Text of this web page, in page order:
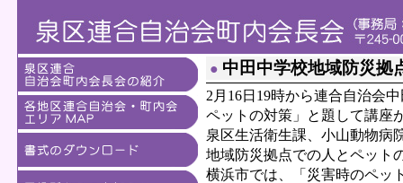
● 中田中学校地域防災拠
2月16日19時から連合自治会
ペットの対策」と題して講座
泉区生活衛生課、小山動物病
地域防災拠点での人とペット
横浜市では、「災害時のペッ